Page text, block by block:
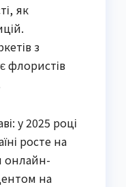
як
з
флористів
у 2025 році
росте на
онлайн-
на